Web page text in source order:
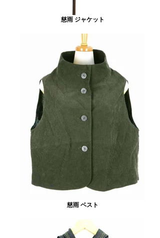
慈雨 ジャケット
慈雨 ベスト